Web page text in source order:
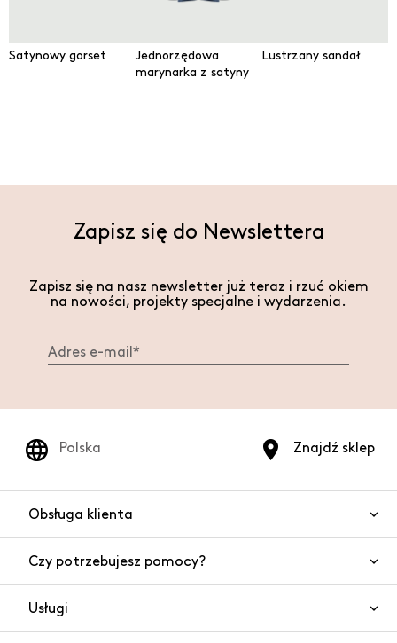
Satynowy gorset
Jednorzędowa
marynarka z satyny
Lustrzany sandał
Zapisz się do Newslettera
Zapisz się na nasz newsletter już teraz i rzuć okiem
na nowości, projekty specjalne i wydarzenia.
Znajdź sklep
Polska
Obsługa klienta
Kontakt
Czy potrzebujesz pomocy?
Usługi